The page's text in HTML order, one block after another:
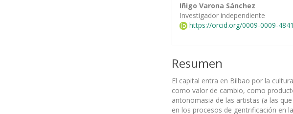
Iñigo Varona Sánchez
Investigador independiente
https://orcid.org/0009-0009-
Resumen
El capital entra en Bilbao por la
como valor de cambio, como
antonomasia de las artistas (a las
en los procesos de gentrificación en